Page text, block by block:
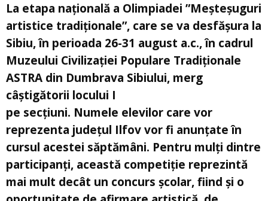
La etapa națională a Olimpiadei ”Meşteşuguri
artistice tradiţionale”, care se va desfășura la
Sibiu, în perioada 26-31 august a.c., în cadrul
Muzeului Civilizaţiei Populare Tradiţionale
ASTRA din Dumbrava Sibiului, merg
câștigătorii locului I
pe secțiuni. Numele elevilor care vor
reprezenta județul Ilfov vor fi anunțate în
cursul acestei săptămâni. Pentru mulți dintre
participanți, această competiție reprezintă
mai mult decât un concurs școlar, fiind și o